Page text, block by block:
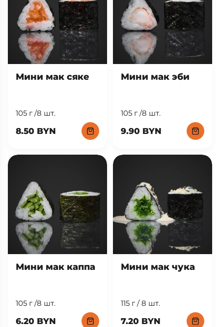
Мини мак сяке
105 г /8 шт.
8.50 BYN
Мини мак эби
105 г /8 шт.
9.90 BYN
Мини мак каппа
105 г /8 шт.
6.20 BYN
Мини мак чука
115 г / 8 шт.
7.20 BYN